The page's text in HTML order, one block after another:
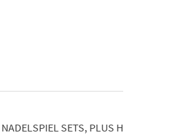
NADELSPIEL SETS, PLUS H